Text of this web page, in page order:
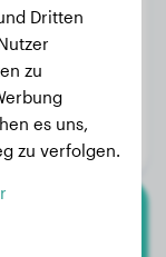
Jahre, 2 Monate
Rüde
Dritten
zu
es uns,
zu verfolgen.